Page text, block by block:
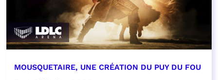
MOUSQUETAIRE, UNE CRÉATION DU PUY DU FOU